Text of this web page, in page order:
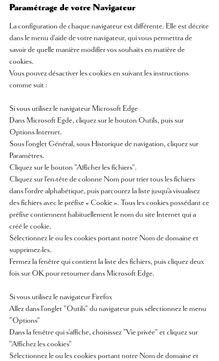
Paramétrage de votre Navigateur
La configuration de chaque navigateur est différente. Elle est décrite
dans le menu d'aide de votre navigateur, qui vous permettra de
savoir de quelle manière modifier vos souhaits en matière de
cookies.
Vous pouvez désactiver les cookies en suivant les instructions
comme suit :
Si vous utilisez le navigateur Microsoft Edge
Dans Microsoft Egde, cliquez sur le bouton Outils, puis sur
Options Internet.
Sous l'onglet Général, sous Historique de navigation, cliquez sur
Paramètres.
Cliquez sur le bouton "Afficher les fichiers".
Cliquez sur l'en-tête de colonne Nom pour trier tous les fichiers
dans l'ordre alphabétique, puis parcourez la liste jusqu'à visualisez
des fichiers avec le préfixe « Cookie ». Tous les cookies possédant ce
préfixe contiennent habituellement le nom du site Internet qui a
créé le cookie.
Sélectionnez le ou les cookies portant notre Nom de domaine et
supprimez-les.
Fermez la fenêtre qui contient la liste des fichiers, puis cliquez deux
fois sur OK pour retourner dans Microsoft Edge.
Si vous utilisez le navigateur Firefox
Allez dans l'onglet "Outils" du navigateur puis sélectionnez le menu
"Options"
Dans la fenêtre qui s'affiche, choisissez "Vie privée" et cliquez sur
"Affichez les cookies"
Sélectionnez le ou les cookies portant notre Nom de domaine et